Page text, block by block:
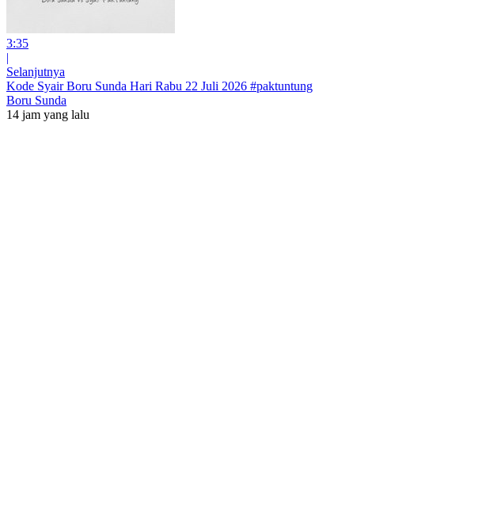
3:35
|
Selanjutnya
Kode Syair Boru Sunda Hari Rabu 22 Juli 2026 #paktuntung
Boru Sunda
14 jam yang lalu